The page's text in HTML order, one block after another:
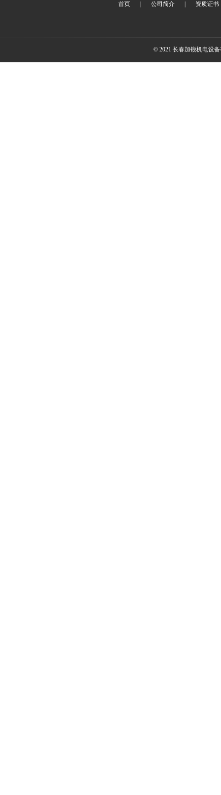
首页 公司简介 资质证书
© 2021 长春加锐机电设